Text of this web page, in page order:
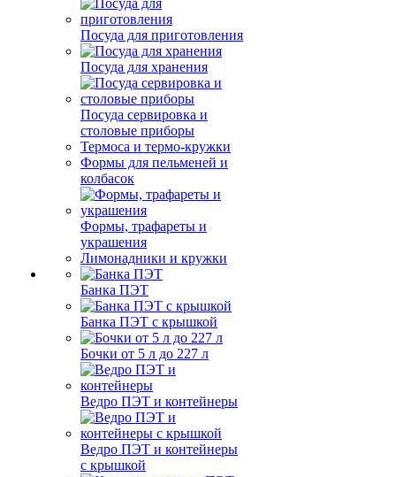
Посуда для приготовления
Посуда для хранения
Посуда сервировка и
столовые приборы
Термоса и термо-кружки
Формы для пельменей и
колбасок
Формы, трафареты и
украшения
Лимонадники и кружки
Банка ПЭТ
Банка ПЭТ с крышкой
Бочки от 5 л до 227 л
Ведро ПЭТ и контейнеры
Ведро ПЭТ и контейнеры
с крышкой